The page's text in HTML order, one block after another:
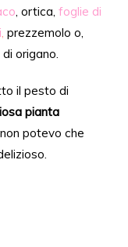
, ortica, foglie di
, prezzemolo o,
origano.
il pesto di
pianta
potevo che